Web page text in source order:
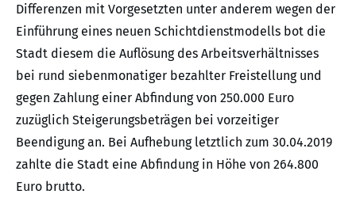
Differenzen mit Vorgesetzten unter anderem wegen der
Einführung eines neuen Schichtdienstmodells bot die
Stadt diesem die Auflösung des Arbeitsverhältnisses
bei rund siebenmonatiger bezahlter Freistellung und
gegen Zahlung einer Abfindung von 250.000 Euro
zuzüglich Steigerungsbeträgen bei vorzeitiger
Beendigung an. Bei Aufhebung letztlich zum 30.04.2019
zahlte die Stadt eine Abfindung in Höhe von 264.800
Euro brutto.